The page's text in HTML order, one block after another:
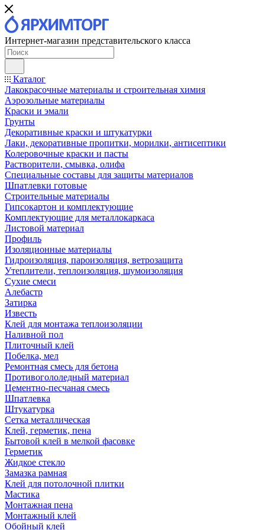
Интернет-магазин представительского класса
Каталог
Лакокрасочные материалы и строительная химия
Аэрозольные материалы
Краски и эмали
Грунты
Декоративные краски и штукатурки
Лаки, декоративные пропитки, морилки, антисептики
Колеровочные краски и пасты
Растворители, смывка, олифа
Специальные составы для защиты материалов
Шпатлевки готовые
Строительные материалы
Гипсокартон и комплектующие
Комплектующие для металлокаркаса
Листовой материал
Профиль
Изоляционные материалы
Гидроизоляция, пароизоляция, ветрозащита
Утеплители, теплоизоляция, шумоизоляция
Сухие смеси
Алебастр
Затирка
Известь
Клей для монтажа теплоизоляции
Наливной пол
Плиточный клей
Побелка, мел
Ремонтная смесь для бетона
Противогололедный материал
Цементно-песчаная смесь
Шпатлевка
Штукатурка
Сетка металлическая
Клей, герметик, пена
Бытовой клей в мелкой фасовке
Герметик
Жидкое стекло
Замазка рамная
Клей для потолочной плитки
Мастика
Монтажная пена
Монтажный клей
Обойный клей